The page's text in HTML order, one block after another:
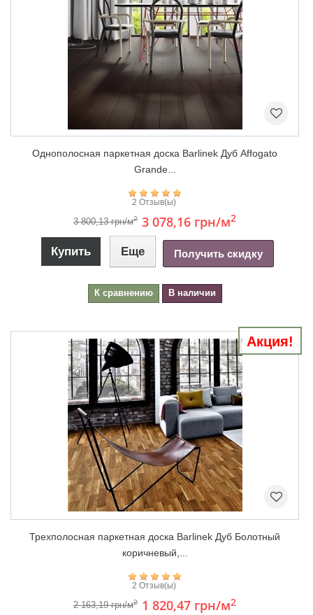
Однополосная паркетная доска Barlinek Дуб Affogato
Grande...
2 Отзыв(ы)
3 800,13 грн/м2 3 078,16 грн/м2
Купить Еще Получить скидку
К сравнению В наличии
Акция!
Трехполосная паркетная доска Barlinek Дуб Болотный
коричневый,...
2 Отзыв(ы)
2 163,19 грн/м2 1 820,47 грн/м2